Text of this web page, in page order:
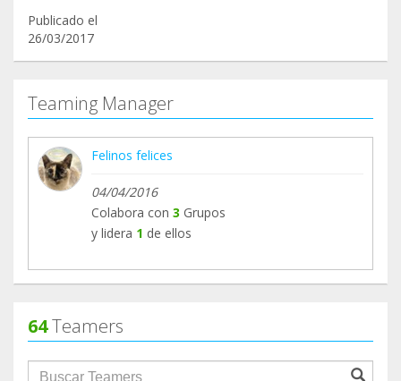
Publicado el
26/03/2017
Teaming Manager
Felinos felices
04/04/2016
Colabora con 3 Grupos
y lidera 1 de ellos
64Teamers
groupProfile.searchForm.search.text???